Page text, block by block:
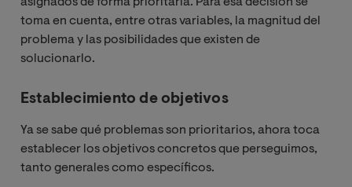
toma en cuenta, entre otras variables, la magnitud del
problema y las posibilidades que existen de
solucionarlo.
Establecimiento de objetivos
Ya se sabe qué problemas son prioritarios, ahora toca
establecer los objetivos concretos que perseguimos,
tanto generales como específicos.